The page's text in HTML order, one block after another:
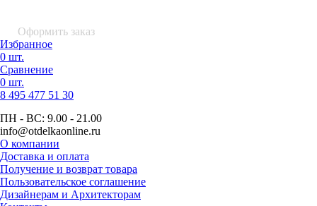
Оформить заказ
Избранное
0 шт.
Сравнение
0 шт.
8 495 477 51 30
ПН - ВС: 9.00 - 21.00
info@otdelkaonline.ru
О компании
Доставка и оплата
Получение и возврат товара
Пользовательское соглашение
Дизайнерам и Архитекторам